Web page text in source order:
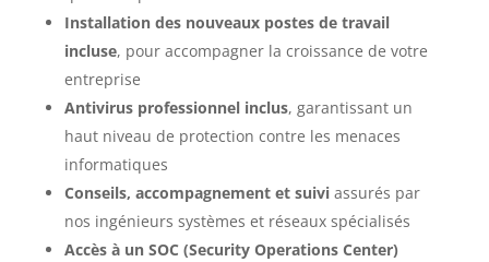
Installation des nouveaux postes de travail
incluse, pour accompagner la croissance de votre
entreprise
Antivirus professionnel inclus, garantissant un
haut niveau de protection contre les menaces
informatiques
Conseils, accompagnement et suiviassurés par
nos ingénieurs systèmes et réseaux spécialisés
Accès à un SOC (Security Operations Center)